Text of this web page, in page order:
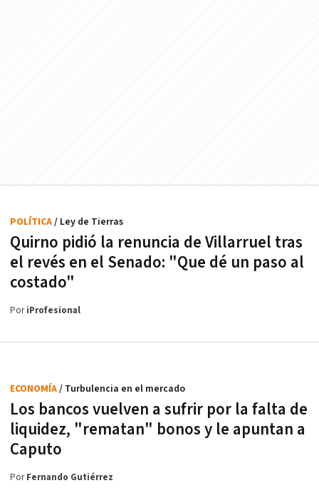
Quirno pidió la renuncia de Villarruel tras
el revés en el Senado: "Que dé un paso al
costado"
POLÍTICA/ Ley de Tierras
PoriProfesional
Los bancos vuelven a sufrir por la falta de
liquidez, "rematan" bonos y le apuntan a
Caputo
ECONOMÍA/ Turbulencia en el mercado
PorFernando Gutiérrez